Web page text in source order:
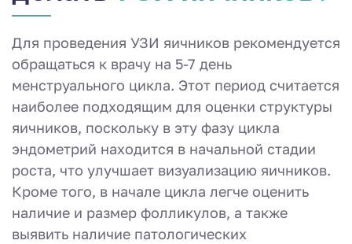
Для проведения УЗИ яичников рекомендуется
обращаться к врачу на 5-7 день
менструального цикла. Этот период считается
наиболее подходящим для оценки структуры
яичников, поскольку в эту фазу цикла
эндометрий находится в начальной стадии
роста, что улучшает визуализацию яичников.
Кроме того, в начале цикла легче оценить
наличие и размер фолликулов, а также
выявить наличие патологических